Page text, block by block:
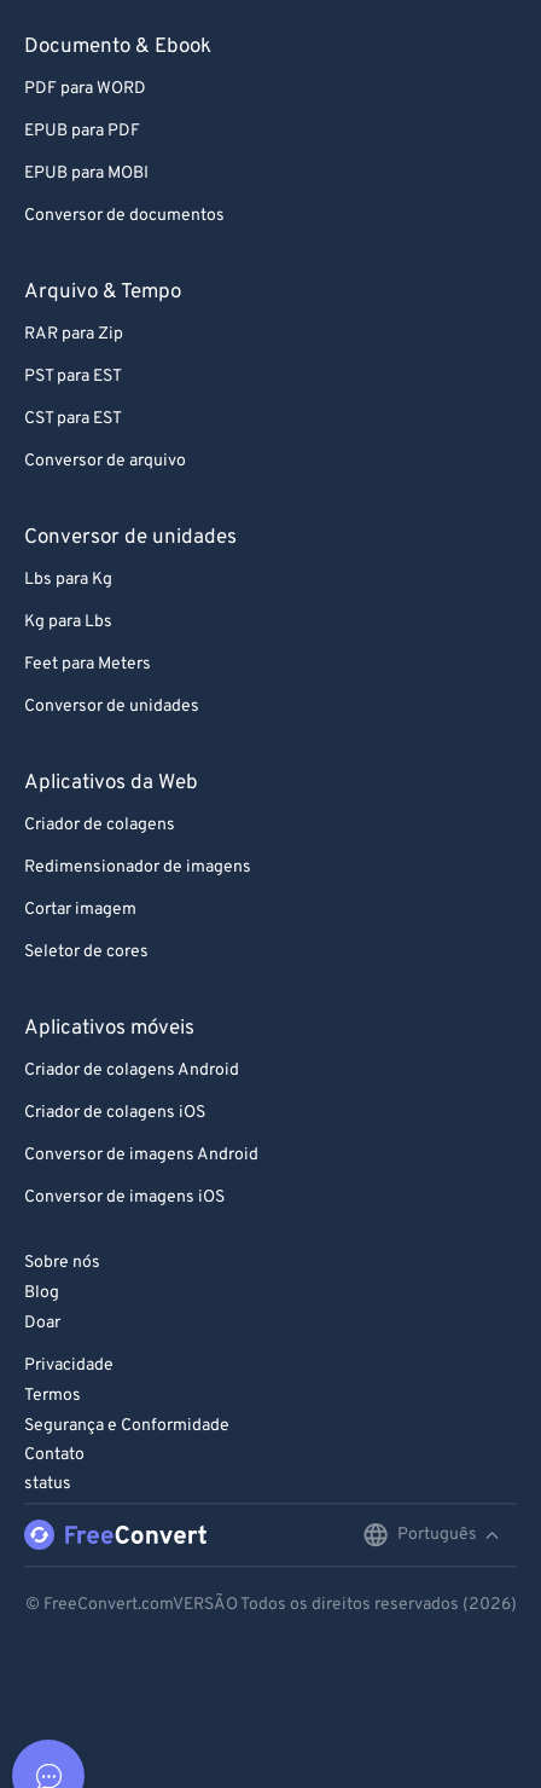
Documento & Ebook
PDF para WORD
EPUB para PDF
EPUB para MOBI
Conversor de documentos
Arquivo & Tempo
RAR para Zip
PST para EST
CST para EST
Conversor de arquivo
Conversor de unidades
Lbs para Kg
Kg para Lbs
Feet para Meters
Conversor de unidades
Aplicativos da Web
Criador de colagens
Redimensionador de imagens
Cortar imagem
Seletor de cores
Aplicativos móveis
Criador de colagens Android
Criador de colagens iOS
Conversor de imagens Android
Conversor de imagens iOS
Sobre nós
Blog
Doar
Privacidade
Termos
Segurança e Conformidade
Contato
status
Português
© FreeConvert.comVERSÃO Todos os direitos reservados (2026)